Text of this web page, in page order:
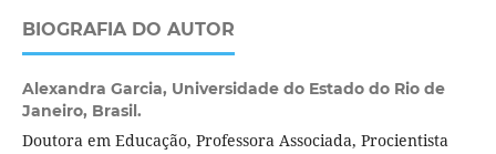
BIOGRAFIA DO AUTOR
Alexandra Garcia, Universidade do Estado do Rio de
Janeiro, Brasil.
Doutora em Educação, Professora Associada, Procientista